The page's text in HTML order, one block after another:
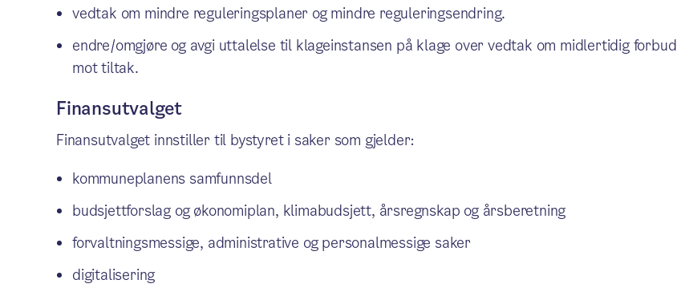
vedtak om mindre reguleringsplaner og mindre reguleringsendring.
endre/omgjøre og avgi uttalelse til klageinstansen på klage over vedtak om midlertidig forbud
mot tiltak.
Finansutvalget
Finansutvalget innstiller til bystyret i saker som gjelder:
kommuneplanens samfunnsdel
budsjettforslag og økonomiplan, klimabudsjett, årsregnskap og årsberetning
forvaltningsmessige, administrative og personalmessige saker
digitalisering